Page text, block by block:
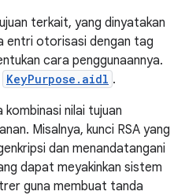
terkait, yang dinyatakan
entri otorisasi dengan tag
cara penggunaannya.
KeyPurpose.aidl .
nilai tujuan
Misalnya, kunci RSA yang
dan menandatangani
dapat meyakinkan sistem
guna membuat tanda